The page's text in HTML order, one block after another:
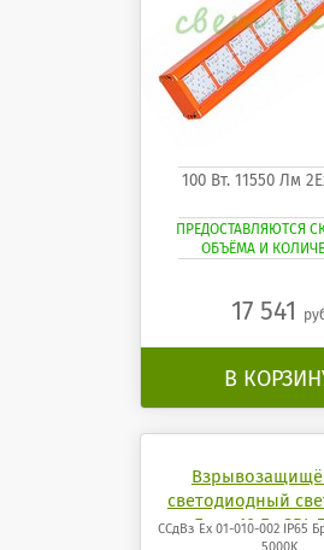
100 Вт. 11550 Лм
ПРЕДОСТАВЛЯЮТСЯ
ОБЪЁМА И
17 541
В
светодиодный
Бриз 10 Ех SPL
ССдВз Ех 01-010-002 IP65
5000K